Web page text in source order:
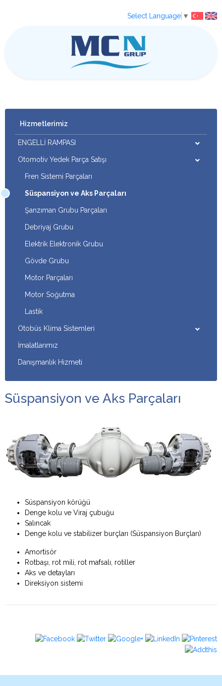
Select Language ▼
Hizmetlerimiz
ENGELLİ RAMPASI
Otomotiv Yedek Parça Satışı
Fren Sistemi Parçaları
Süspansiyon ve Aks Parçaları
Şanzıman Grubu Parçaları
Debriyaj Grubu
Elektrik Elektronik Grubu
Gövde Grubu
Motor Parçaları
Motor Soğutma
Lastik
Otobüs Klima Sistemleri
İmalatlarımız
Danışmanlık Hizmeti
Süspansiyon ve Aks Parçaları
Süspansiyon körüğü
Denge kolu ve Viraj çubuğu
Salıncak
Denge kolu ve stabilizer burçları (Süspansiyon Burçları)
Amortisör
Rotbaşı, rot mili, rot mafsalı, rotiller
Aks ve detayları
Direksiyon sistemi